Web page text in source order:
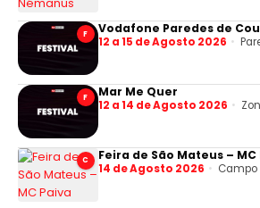
F Vodafone Paredes de
12 a 15 de Agosto 2026
F Mar Me Quer
12 a 14 de Agosto 2026
C Feira de São Mateus – MC
14 de Agosto 2026 Campo